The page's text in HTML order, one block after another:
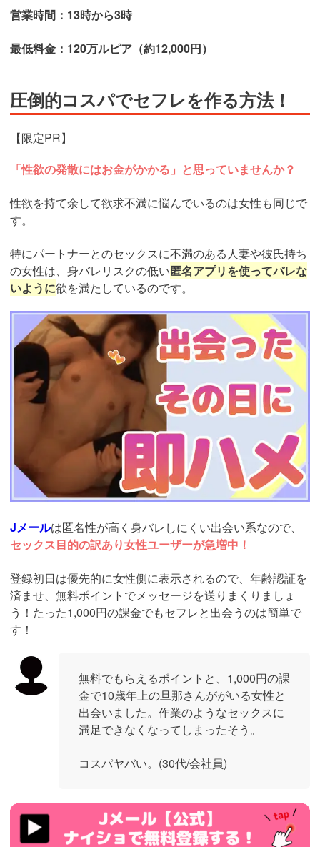
営業時間：13時から3時
最低料金： 120万ルピア（約12,000円）
圧倒的コスパでセフレを作る方法！
【限定PR】
「性欲の発散にはお金がかかる」と思っていませんか？
性欲を持て余して欲求不満に悩んでいるのは女性も同じで
す。
特にパートナーとのセックスに不満のある人妻や彼氏持ち
の女性は、身バレリスクの低い匿名アプリを使ってバレな
いように欲を満たしているのです。
https://ac.m-
ads.jp/t6d63J515a0bact6/cl/?
bId=93863658&msid=13922
Jメールは匿名性が高く身バレしにくい出会い系なので、
セックス目的の訳あり女性ユーザーが急増中！
登録初日は優先的に女性側に表示されるので、年齢認証を
済ませ、無料ポイントでメッセージを送りまくりましょ
う！たった1,000円の課金でもセフレと出会うのは簡単で
す！
無料でもらえるポイントと、1,000円の課
金で10歳年上の旦那さんががいる女性と
出会いました。作業のようなセックスに
満足できなくなってしまったそう。
コスパヤバい。(30代/会社員)
https://ac.m-
ads.jp/t6d63J515a0bact6/cl/?
bId=93863658&msid=13922